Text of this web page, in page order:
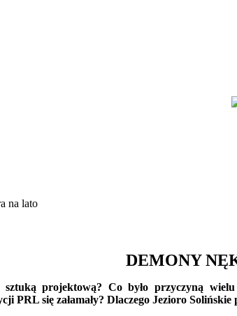
na lato
DEMONY
projektową? Co było przyczyną
PRL się załamały? Dlaczego Jezioro